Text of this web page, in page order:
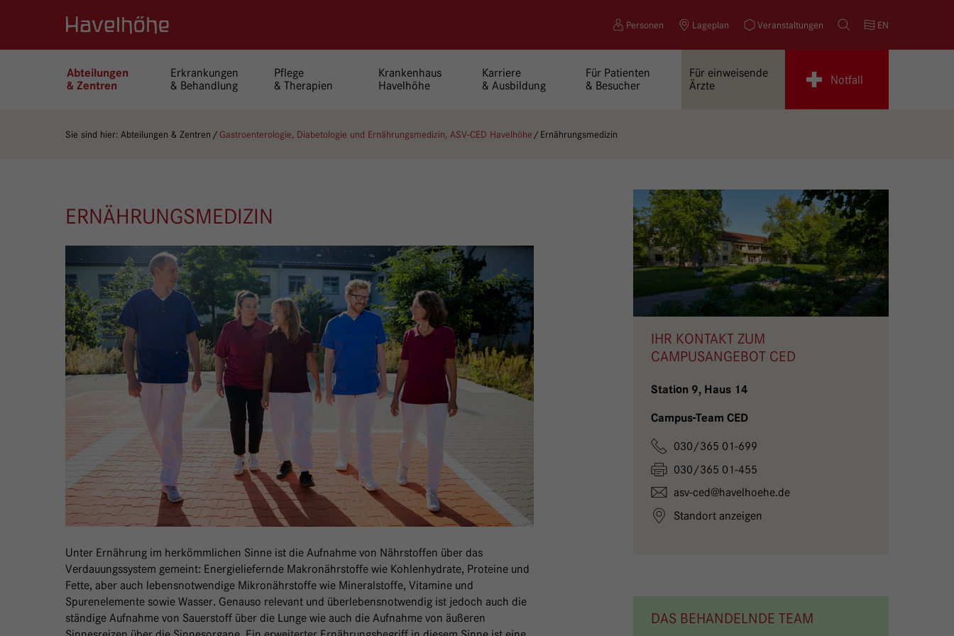
Logo Gemeinschaftskrankenhaus Havelhöhe Personen Lageplan Veranstaltungen SucheEN
Abteilungen
& Zentren
Erkrankungen
& Behandlung
Pflege
& Therapien
Krankenhaus
Havelhöhe
Karriere
& Ausbildung
Für Patienten
& Besucher
Für einweisende
Ärzte
Notfall
Sie sind hier: Abteilungen & Zentren Gastroenterologie, Diabetologie und Ernährungsmedizin, ASV-CED Havelhöhe Ernährungsmedizin
ERNÄHRUNGSMEDIZIN
Unter Ernährung im herkömmlichen Sinne ist die Aufnahme von Nährstoffen über das
Verdauungssystem gemeint: Energieliefernde Makronährstoffe wie Kohlenhydrate, Proteine und
Fette, aber auch lebensnotwendige Mikronährstoffe wie Mineralstoffe, Vitamine und
Spurenelemente sowie Wasser. Genauso relevant und überlebensnotwendig ist jedoch auch die
ständige Aufnahme von Sauerstoff über die Lunge wie auch die Aufnahme von äußeren
IHR KONTAKT ZUM
CAMPUSANGEBOT CED
Station 9, Haus 14
Campus-Team CED
030/365 01-699
030/365 01-455
asv-ced@havelhoehe.de
Standort anzeigen
DAS BEHANDELNDE TEAM